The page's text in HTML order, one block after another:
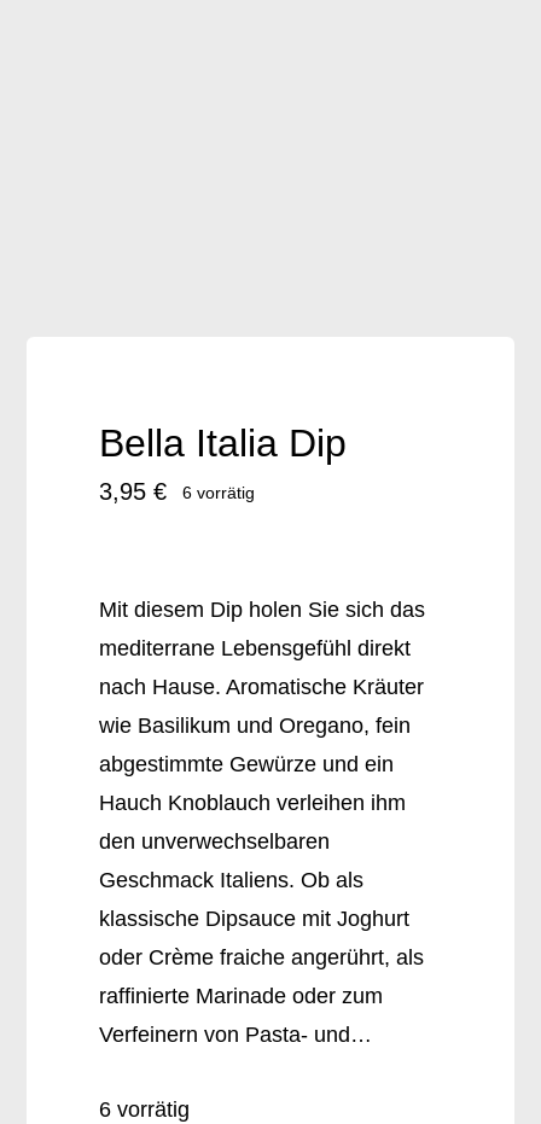
Bella Italia Dip
3,95€ 6 vorrätig
Mit diesem Dip holen Sie sich das
mediterrane Lebensgefühl direkt
nach Hause. Aromatische Kräuter
wie Basilikum und Oregano, fein
abgestimmte Gewürze und ein
Hauch Knoblauch verleihen ihm
den unverwechselbaren
Geschmack Italiens. Ob als
klassische Dipsauce mit Joghurt
oder Crème fraiche angerührt, als
raffinierte Marinade oder zum
Verfeinern von Pasta- und…
6 vorrätig